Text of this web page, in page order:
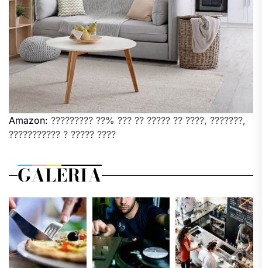
Amazon: ????????? ??% ??? ?? ????? ?? ????, ???????,
??????????? ? ????? ????
GALERIA